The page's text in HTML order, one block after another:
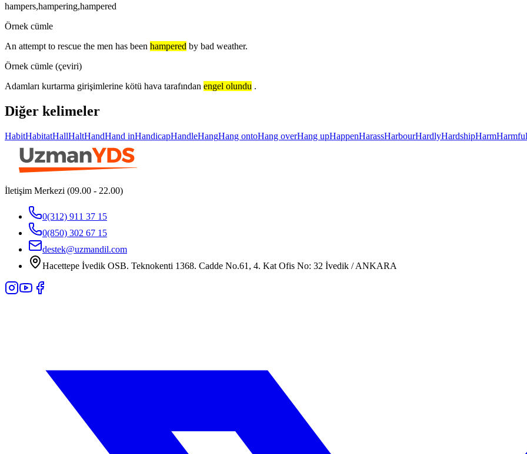
hampers,hampering,hampered
Örnek cümle
An attempt to rescue the men has been hampered by bad weather.
Örnek cümle (çeviri)
Adamları kurtarma girişimlerine kötü hava tarafından engel olundu .
Diğer kelimeler
HabitHabitatHallHaltHandHand inHandicapHandleHangHang ontoHang overHang upHappenHarassHarbourHardlyHardshipHarmHarmful
İletişim Merkezi (09.00 - 22.00)
0(312) 911 37 15
0(850) 302 67 15
destek@uzmandil.com
Hacettepe İvedik OSB. Teknokenti 1368. Cadde No.61, 4. Kat Ofis No: 32 İvedik / ANKARA